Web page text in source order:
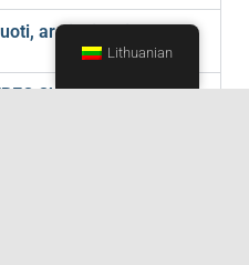
ar visgi galiu
Challenge?
Lithuanian